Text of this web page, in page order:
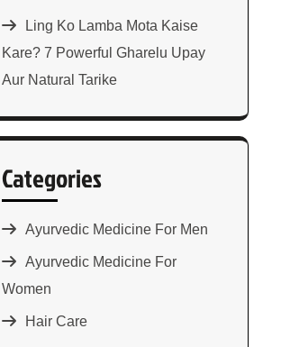
Ling Ko Lamba Mota Kaise
Kare? 7 Powerful Gharelu Upay
Aur Natural Tarike
Categories
Ayurvedic Medicine For Men
Ayurvedic Medicine For
Women
Hair Care